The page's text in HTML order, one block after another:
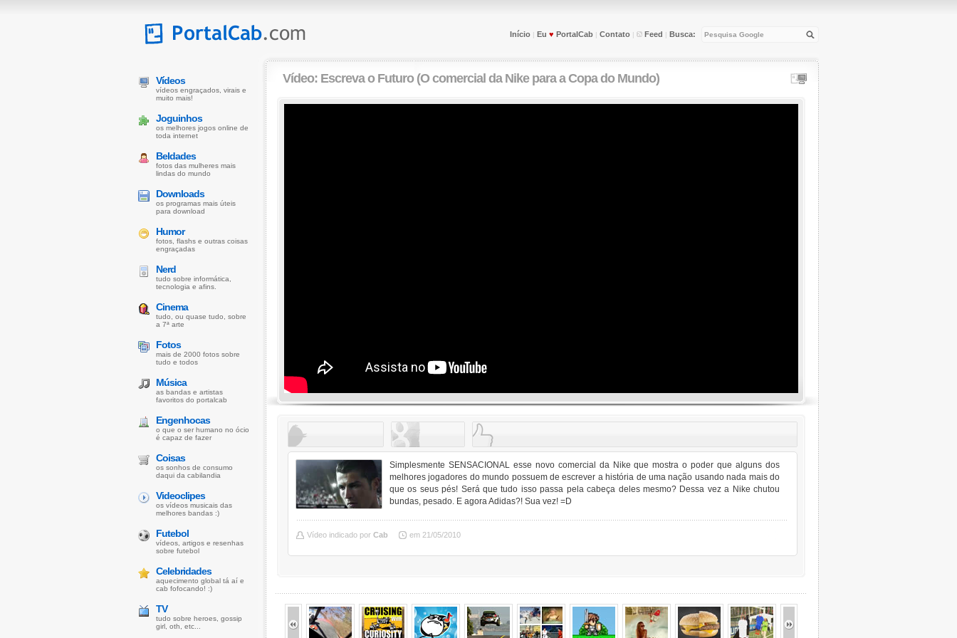
Início | Eu ♥ PortalCab | Contato | Feed | Busca:
Vídeo: Escreva o Futuro (O comercial da Nike para a Copa do Mundo)
Simplesmente SENSACIONAL esse novo comercial da Nike que mostra o poder que alguns dos
melhores jogadores do mundo possuem de escrever a história de uma nação usando nada mais do
que os seus pés! Será que tudo isso passa pela cabeça deles mesmo? Dessa vez a Nike chutou
bundas, pesado. E agora Adidas?! Sua vez! =D
Vídeo indicado por Cab em 21/05/2010
Vídeos
vídeos engraçados, virais e
muito mais!
Joguinhos
os melhores jogos online de
toda internet
Beldades
fotos das mulheres mais
lindas do mundo
Downloads
os programas mais úteis
para download
Humor
fotos, flashs e outras coisas
engraçadas
Nerd
tudo sobre informática,
tecnologia e afins.
Cinema
tudo, ou quase tudo, sobre
a 7ª arte
Fotos
mais de 2000 fotos sobre
tudo e todos
Música
as bandas e artistas
favoritos do portalcab
Engenhocas
o que o ser humano no ócio
é capaz de fazer
Coisas
os sonhos de consumo
daqui da cabilandia
Videoclipes
os vídeos musicais das
melhores bandas :)
Futebol
vídeos, artigos e resenhas
sobre futebol
Celebridades
aquecimento global tá aí e
cab fofocando! :)
TV
tudo sobre heroes, gossip
girl, oth, etc...